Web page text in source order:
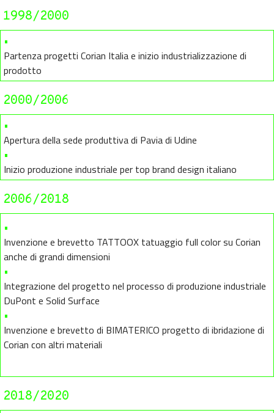
1998/2000
•
Partenza progetti Corian Italia e inizio industrializzazione di
prodotto
2000/2006
•
Apertura della sede produttiva di Pavia di Udine
•
Inizio produzione industriale per top brand design italiano
2006/2018
•
Invenzione e brevetto TATTOOX tatuaggio full color su Corian
anche di grandi dimensioni
•
Integrazione del progetto nel processo di produzione industriale
DuPont e Solid Surface
•
Invenzione e brevetto di BIMATERICO progetto di ibridazione di
Corian con altri materiali
2018/2020